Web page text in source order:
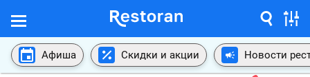
Афиша Скидки и акции Новости